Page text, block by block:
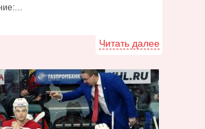
Читать далее